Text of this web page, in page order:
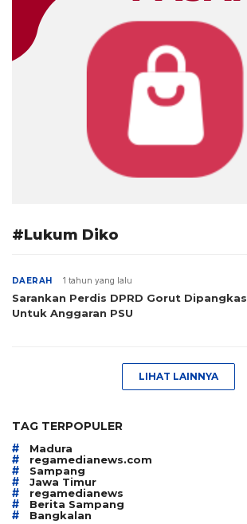
#Lukum Diko
DAERAH 1 tahun yang lalu
Sarankan Perdis DPRD Gorut Dipangkas
Untuk Anggaran PSU
LIHAT LAINNYA
TAG TERPOPULER
# Madura
# regamedianews.com
# Sampang
# Jawa Timur
# regamedianews
# Berita Sampang
# Bangkalan